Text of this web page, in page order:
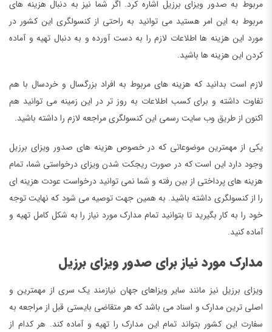
مربوط به صدور ویزای برزیل اشاره کرد. اگر شما نیز به دنبال هزینه های
مربوط به این امر هستید می توانید به راحتی از کنسولگری این کشور در
مورد این هزینه ها اطلاعات لازم را به دست آورده و به دنبال تهیه و آماده
کردن این هزینه ها باشید.
لازم است بدانید که هزینه های مربوط به افراد بزرگسال و خردسال با هم
تفاوت داشته و برای کسب اطلاعات به روز تر در این زمینه می توانید هم
اکنون از طریق وب سایت رسمی این کنسولگری مراجعه لازم را داشته باشید.
یکی از مهمترین موضوعاتی که در خصوص هزینه های صدور ویزای برزیل
وجود دارد این است که در صورت ریجکت شدن ویزای درخواستی شما، تمام
هزینه های پرداختی از بین رفته و شما نمی توانید درخواست عودت هزینه ای
را از کنسولگری داشته باشید. به همین جهت توصیه می شود که نهایت توجه
خود را به کار بگیرید تا بتوانید تمام مدارک مورد نیاز را به شکل کامل تهیه و
آماده کنید.
مدارک مورد نیاز برای صدور ویزای برزیل
ویزای برزیل نیز مانند سایر ویزاهای جهان نیازمند یک سری از مهمترین و
اصلی ترین مدارک و اسناد می باشد که هر متقاضی بایستی قبل از مراجعه به
سفارت این کشور بتواند تمام این مدارک را تهیه و آماده کند. هر کدام از